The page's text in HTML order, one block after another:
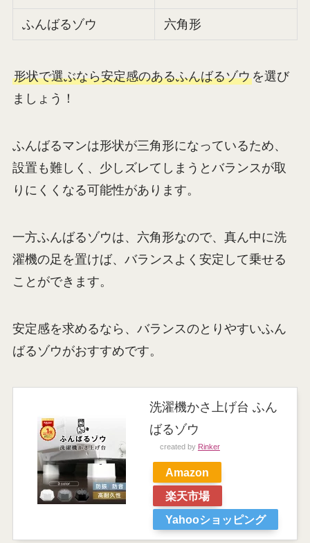
ふんばるゾウ 六角形
形状で選ぶなら安定感のあるふんばるゾウを選び
ましょう！
ふんばるマンは形状が三角形になっているため、
設置も難しく、少しズレてしまうとバランスが取
りにくくなる可能性があります。
一方ふんばるゾウは、六角形なので、真ん中に洗
濯機の足を置けば、バランスよく安定して乗せる
ことができます。
安定感を求めるなら、バランスのとりやすいふん
ばるゾウがおすすめです。
洗濯機かさ上げ台 ふん
ばるゾウ
created by Rinker
Amazon
楽天市場
Yahooショッピング